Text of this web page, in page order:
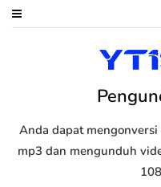
Anda dapat mengonversi
mp3 dan mengunduh